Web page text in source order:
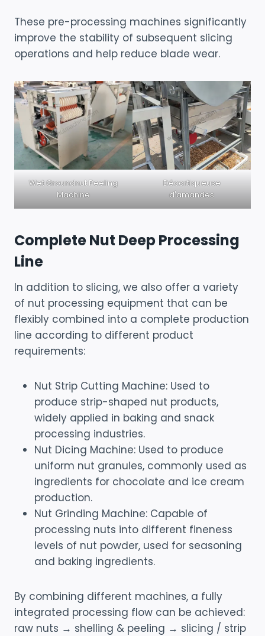
These pre-processing machines significantly
improve the stability of subsequent slicing
operations and help reduce blade wear.
Wet Groundnut Peeling
Machine
Décortiqueuse
d'amandes
Complete Nut Deep Processing
Line
In addition to slicing, we also offer a variety
of nut processing equipment that can be
flexibly combined into a complete production
line according to different product
requirements:
Nut Strip Cutting Machine: Used to
produce strip-shaped nut products,
widely applied in baking and snack
processing industries.
Nut Dicing Machine: Used to produce
uniform nut granules, commonly used as
ingredients for chocolate and ice cream
production.
Nut Grinding Machine: Capable of
processing nuts into different fineness
levels of nut powder, used for seasoning
and baking ingredients.
By combining different machines, a fully
integrated processing flow can be achieved:
raw nuts → shelling & peeling → slicing / strip